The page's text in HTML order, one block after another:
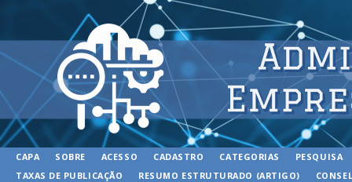
CAPA SOBRE ACESSO CADASTRO CATEGORIAS
PESQUISA
TAXAS DE PUBLICAÇÃO
RESUMO ESTRUTURADO (ARTIGO)